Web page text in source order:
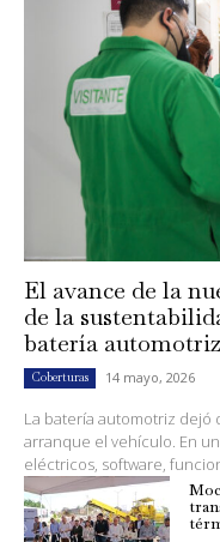
El avance de la
de la
batería automotriz
Coberturas 14 mayo, 2026
La batería automotriz dejó
arranque el vehículo. En
eléctricos, software,